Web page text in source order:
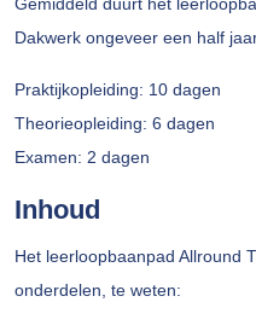
Dakwerk ongeveer een half
Praktijkopleiding: 10 dagen
Theorieopleiding: 6 dagen
Examen: 2 dagen
Inhoud
Het leerloopbaanpad Allround
onderdelen, te weten: